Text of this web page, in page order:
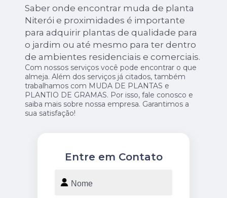
Saber onde encontrar muda de planta
Niterói e proximidades é importante
para adquirir plantas de qualidade para
o jardim ou até mesmo para ter dentro
de ambientes residenciais e comerciais.
Com nossos serviços você pode encontrar o que
almeja. Além dos serviços já citados, também
trabalhamos com MUDA DE PLANTAS e
PLANTIO DE GRAMAS. Por isso, fale conosco e
saiba mais sobre nossa empresa. Garantimos a
sua satisfação!
Entre em Contato